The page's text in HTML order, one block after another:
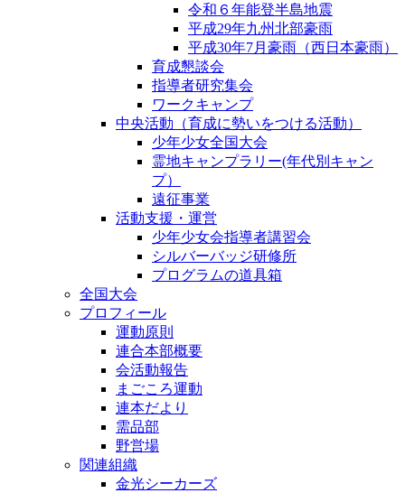
令和６年能登半島地震
平成29年九州北部豪雨
平成30年7月豪雨（西日本豪雨）
育成懇談会
指導者研究集会
ワークキャンプ
中央活動（育成に勢いをつける活動）
少年少女全国大会
霊地キャンプラリー(年代別キャン
プ）
遠征事業
活動支援・運営
少年少女会指導者講習会
シルバーバッジ研修所
プログラムの道具箱
全国大会
プロフィール
運動原則
連合本部概要
会活動報告
まごころ運動
連本だより
需品部
野営場
関連組織
金光シーカーズ